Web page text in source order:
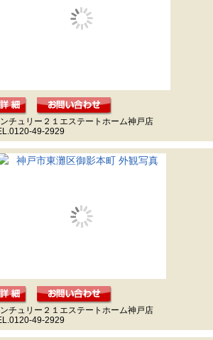
チュリー２１エステートホーム神戸店
49-2929
チュリー２１エステートホーム神戸店
49-2929